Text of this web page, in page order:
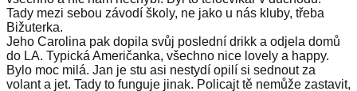
Tady mezi sebou závodí školy, ne jako u nás kluby, třeba
Bižuterka.
Jeho Carolina pak dopila svůj poslední drikk a odjela domů
do LA. Typická Američanka, všechno nice lovely a happy.
Bylo moc milá. Jan je stu asi nestydí opilí si sednout za
volant a jet. Tady to funguje jinak. Policajt tě nemůže zastavit,